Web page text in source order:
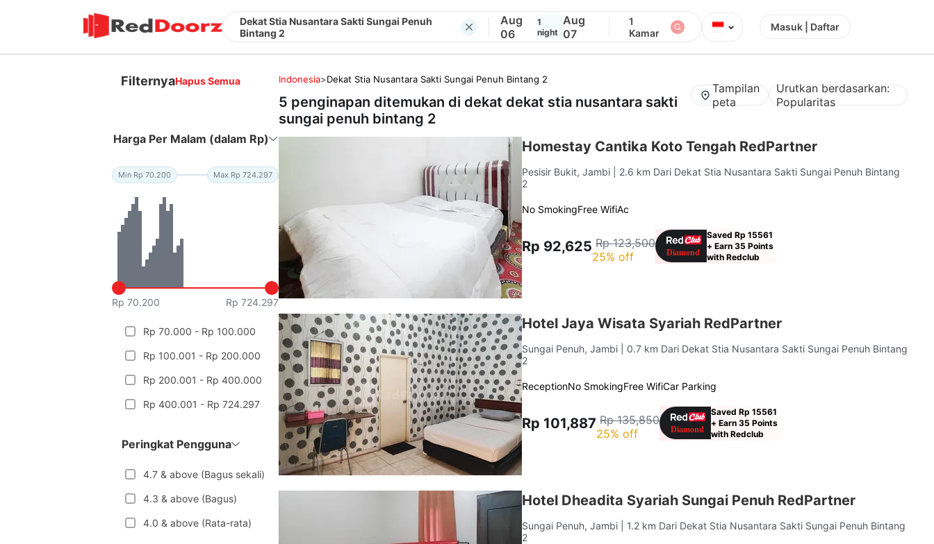
Dekat Stia Nusantara Sakti Sungai Penuh
Bintang 2
Aug
06
1
night
Aug
07
1
Kamar
⌄ Masuk | Daftar
FilternyaHapus Semua
Harga Per Malam (dalam Rp)
Min Rp 70.200 Max Rp 724.297
Rp 70.200 Rp 724.297
Rp 70.000 - Rp 100.000
Rp 100.001 - Rp 200.000
Rp 200.001 - Rp 400.000
Rp 400.001 - Rp 724.297
Peringkat Pengguna
4.7 & above (Bagus sekali)
4.3 & above (Bagus)
4.0 & above (Rata-rata)
Indonesia>Dekat Stia Nusantara Sakti Sungai Penuh Bintang 2
5 penginapan ditemukan di dekatdekat stia nusantara sakti
sungai penuh bintang 2
Tampilan
peta
Urutkan berdasarkan:
Popularitas
Homestay Cantika Koto Tengah RedPartner
Pesisir Bukit, Jambi
| 2.6 km Dari Dekat Stia Nusantara Sakti Sungai Penuh Bintang
2
No SmokingFree WifiAc
Rp 92,625 Rp 123,500
25% off
Saved Rp 15561
+ Earn 35 Points
with Redclub
Hotel Jaya Wisata Syariah RedPartner
Sungai Penuh, Jambi
| 0.7 km Dari Dekat Stia Nusantara Sakti Sungai Penuh Bintang
2
ReceptionNo SmokingFree WifiCar Parking
Rp 101,887 Rp 135,850
25% off
Saved Rp 15561
+ Earn 35 Points
with Redclub
Hotel Dheadita Syariah Sungai Penuh RedPartner
Sungai Penuh, Jambi
| 1.2 km Dari Dekat Stia Nusantara Sakti Sungai Penuh Bintang
2